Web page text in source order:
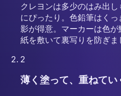
クレヨンは多少のはみ出
にぴったり。色鉛筆はく
影が得意。マーカーは色
紙を敷いて裏写りを防ぎま
2
薄く塗って、重ねてい